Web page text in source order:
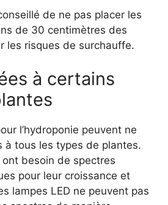
de ne pas placer les
de 30 centimètres des
les risques de surchauffe.
à certains
l’hydroponie peuvent ne
à tous les types de plantes.
besoin de spectres
pour leur croissance et
lampes LED ne peuvent pas